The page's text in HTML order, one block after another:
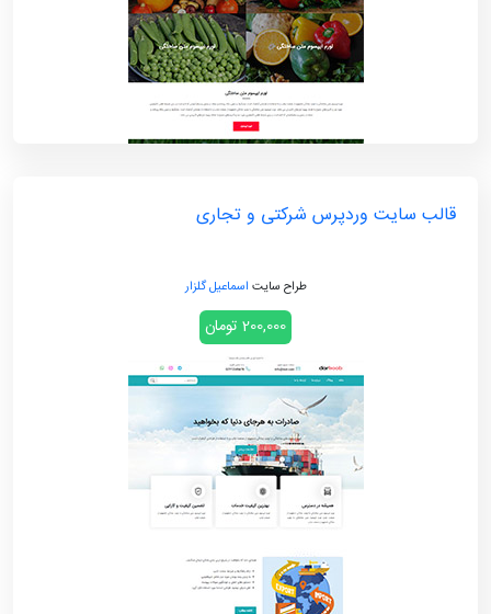
قالب سایت وردپرس شرکتی و تجاری
طراح سایت اسماعیل گلزار
200,000 تومان